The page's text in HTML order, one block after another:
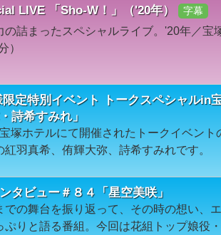
LIVE 「Sho-W！」（'20年） 字幕
の詰まったスペシャルライブ。'20年／宝
）
定特別イベント トークスペシャルin
詩希すみれ」
塚ホテルにて開催されたトークイベント
羽真希、侑輝大弥、詩希すみれです。
タビュー＃８４「星空美咲」
の舞台を振り返って、その時の想い、エ
ぷりと語る番組。今回は花組トップ娘役